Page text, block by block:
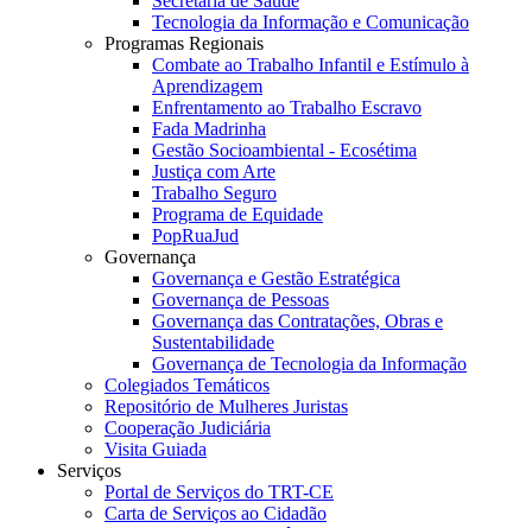
Tecnologia da Informação e Comunicação
Programas Regionais
Combate ao Trabalho Infantil e Estímulo à
Aprendizagem
Enfrentamento ao Trabalho Escravo
Fada Madrinha
Gestão Socioambiental - Ecosétima
Justiça com Arte
Trabalho Seguro
Programa de Equidade
PopRuaJud
Governança
Governança e Gestão Estratégica
Governança de Pessoas
Governança das Contratações, Obras e
Sustentabilidade
Governança de Tecnologia da Informação
Colegiados Temáticos
Repositório de Mulheres Juristas
Cooperação Judiciária
Visita Guiada
Serviços
Portal de Serviços do TRT-CE
Carta de Serviços ao Cidadão